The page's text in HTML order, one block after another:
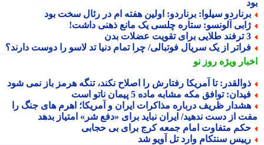
سیلوا: برناردو: اولین هفته ام در رئال سخت بود
آلونسو: ستاره چلسی یک مانع ذهنی داشت!
از یک سریال فوتبالی/ چرا تمام دنیا تد لاسو را دوست دارند؟
ویژهروز نو
تا آمریکا رفتارش را اصلاح نکند، تنگه هرمز باز نمی شود
توافق مکه مشابه ماده 5 پیمان ناتو است
ظریف درباره مذاکرات ایران و آمریکا؛ اهرم های جنگ را
از دست ندهید/ ایران نباید برای «دفع شر» امتیاز بدهد
متفاوت امام جمعه کرج برای بی حجابی
سنتکام وارد تل آویو شد